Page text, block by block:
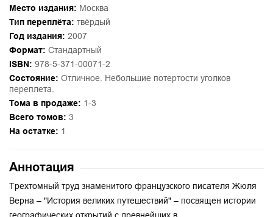
Место издания: Москва
Тип переплёта: твёрдый
Год издания: 2007
Формат: Стандартный
ISBN: 978-5-371-00071-2
Состояние: Отличное. Небольшие потертости уголков
переплета.
Тома в продаже: 1-3
Всего томов: 3
На остатке: 1
Аннотация
Трехтомный труд знаменитого французского писателя Жюля
Верна – "История великих путешествий" – посвящен истории